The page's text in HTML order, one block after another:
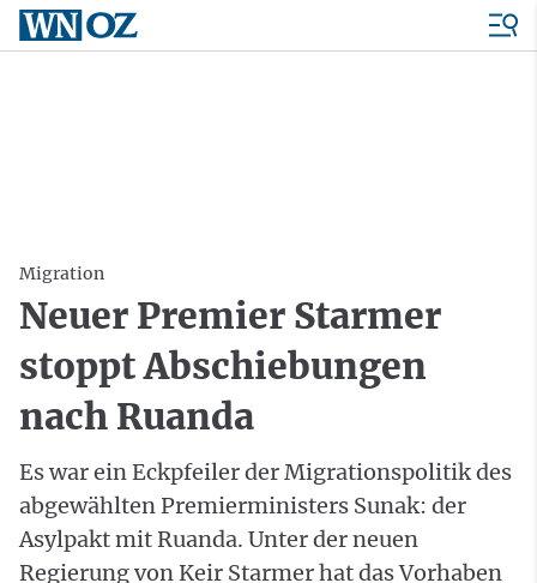
Migration
Neuer Premier Starmer
stoppt Abschiebungen
nach Ruanda
Es war ein Eckpfeiler der Migrationspolitik des
abgewählten Premierministers Sunak: der
Asylpakt mit Ruanda. Unter der neuen
Regierung von Keir Starmer hat das Vorhaben